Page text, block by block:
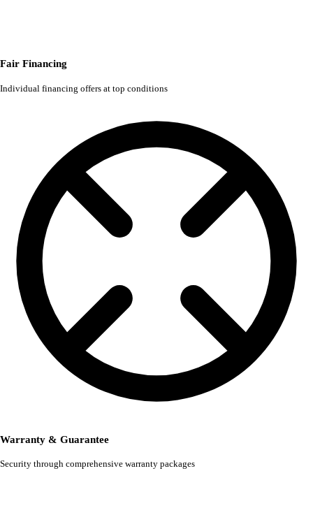
Fair Financing
Individual financing offers at top conditions
Warranty & Guarantee
Security through comprehensive warranty packages